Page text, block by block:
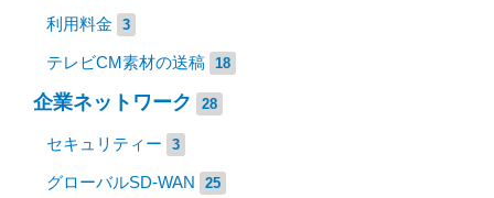
利用料金 3
テレビCM素材の送稿 18
企業ネットワーク 28
セキュリティー 3
グローバルSD-WAN 25